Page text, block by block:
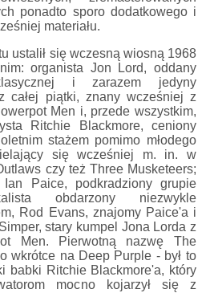
ponadto sporo dodatkowego i
materiału.
ustalił się wczesną wiosną 1968
organista Jon Lord, oddany
i zarazem jedyny
całej piątki, znany wcześniej z
Men i, przede wszystkim,
Ritchie Blackmore, ceniony
stażem pomimo młodego
się wcześniej m. in. w
czy też Three Musketeers;
Ian Paice, podkradziony grupie
obdarzony niezwykle
Rod Evans, znajomy Paice'a i
stary kumpel Jona Lorda z
Men. Pierwotną nazwę The
wkrótce na Deep Purple - był to
babki Ritchie Blackmore'a, który
mocno kojarzył się z